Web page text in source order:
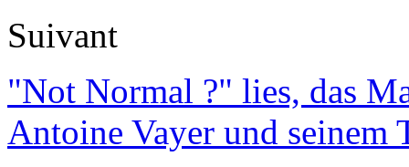
Suivant
"Not Normal ?" lies, das
Antoine Vayer und seinem